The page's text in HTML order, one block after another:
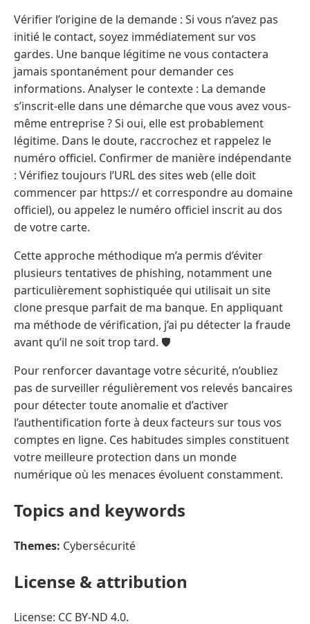
Vérifier l’origine de la demande : Si vous n’avez pas
initié le contact, soyez immédiatement sur vos
gardes. Une banque légitime ne vous contactera
jamais spontanément pour demander ces
informations. Analyser le contexte : La demande
s’inscrit-elle dans une démarche que vous avez vous-
même entreprise ? Si oui, elle est probablement
légitime. Dans le doute, raccrochez et rappelez le
numéro officiel. Confirmer de manière indépendante
: Vérifiez toujours l’URL des sites web (elle doit
commencer par https:// et correspondre au domaine
officiel), ou appelez le numéro officiel inscrit au dos
de votre carte.
Cette approche méthodique m’a permis d’éviter
plusieurs tentatives de phishing, notamment une
particulièrement sophistiquée qui utilisait un site
clone presque parfait de ma banque. En appliquant
ma méthode de vérification, j’ai pu détecter la fraude
avant qu’il ne soit trop tard. 🛡️
Pour renforcer davantage votre sécurité, n’oubliez
pas de surveiller régulièrement vos relevés bancaires
pour détecter toute anomalie et d’activer
l’authentification forte à deux facteurs sur tous vos
comptes en ligne. Ces habitudes simples constituent
votre meilleure protection dans un monde
numérique où les menaces évoluent constamment.
Topics and keywords
Themes: Cybersécurité
License & attribution
License: CC BY-ND 4.0.